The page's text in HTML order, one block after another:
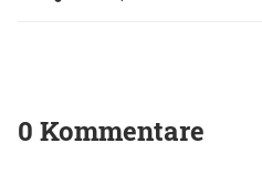
0 Kommentare